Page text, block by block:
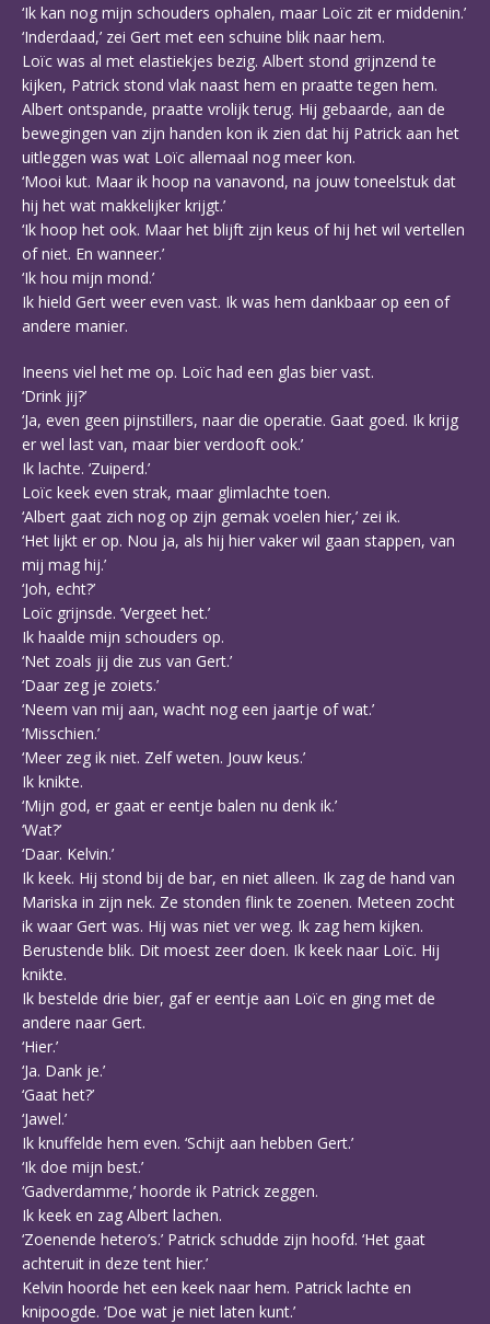
‘Ik kan nog mijn schouders ophalen, maar Loïc zit er middenin.’
‘Inderdaad,’ zei Gert met een schuine blik naar hem.
Loïc was al met elastiekjes bezig. Albert stond grijnzend te
kijken, Patrick stond vlak naast hem en praatte tegen hem.
Albert ontspande, praatte vrolijk terug. Hij gebaarde, aan de
bewegingen van zijn handen kon ik zien dat hij Patrick aan het
uitleggen was wat Loïc allemaal nog meer kon.
‘Mooi kut. Maar ik hoop na vanavond, na jouw toneelstuk dat
hij het wat makkelijker krijgt.’
‘Ik hoop het ook. Maar het blijft zijn keus of hij het wil vertellen
of niet. En wanneer.’
‘Ik hou mijn mond.’
Ik hield Gert weer even vast. Ik was hem dankbaar op een of
andere manier.
Ineens viel het me op. Loïc had een glas bier vast.
‘Drink jij?’
‘Ja, even geen pijnstillers, naar die operatie. Gaat goed. Ik krijg
er wel last van, maar bier verdooft ook.’
Ik lachte. ‘Zuiperd.’
Loïc keek even strak, maar glimlachte toen.
‘Albert gaat zich nog op zijn gemak voelen hier,’ zei ik.
‘Het lijkt er op. Nou ja, als hij hier vaker wil gaan stappen, van
mij mag hij.’
‘Joh, echt?’
Loïc grijnsde. ‘Vergeet het.’
Ik haalde mijn schouders op.
‘Net zoals jij die zus van Gert.’
‘Daar zeg je zoiets.’
‘Neem van mij aan, wacht nog een jaartje of wat.’
‘Misschien.’
‘Meer zeg ik niet. Zelf weten. Jouw keus.’
Ik knikte.
‘Mijn god, er gaat er eentje balen nu denk ik.’
‘Wat?’
‘Daar. Kelvin.’
Ik keek. Hij stond bij de bar, en niet alleen. Ik zag de hand van
Mariska in zijn nek. Ze stonden flink te zoenen. Meteen zocht
ik waar Gert was. Hij was niet ver weg. Ik zag hem kijken.
Berustende blik. Dit moest zeer doen. Ik keek naar Loïc. Hij
knikte.
Ik bestelde drie bier, gaf er eentje aan Loïc en ging met de
andere naar Gert.
‘Hier.’
‘Ja. Dank je.’
‘Gaat het?’
‘Jawel.’
Ik knuffelde hem even. ‘Schijt aan hebben Gert.’
‘Ik doe mijn best.’
‘Gadverdamme,’ hoorde ik Patrick zeggen.
Ik keek en zag Albert lachen.
‘Zoenende hetero’s.’ Patrick schudde zijn hoofd. ‘Het gaat
achteruit in deze tent hier.’
Kelvin hoorde het een keek naar hem. Patrick lachte en
knipoogde. ‘Doe wat je niet laten kunt.’